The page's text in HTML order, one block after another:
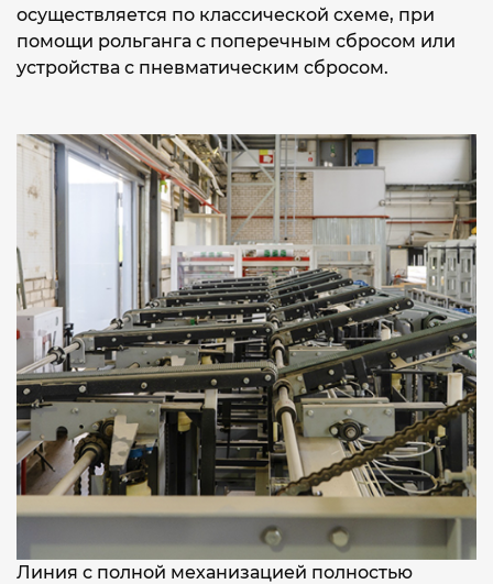
осуществляется по классической схеме, при
помощи рольганга с поперечным сбросом или
устройства с пневматическим сбросом.
Линия с полной механизацией полностью